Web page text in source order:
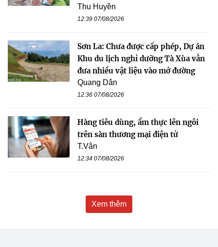
Thu Huyền
12:39 07/08/2026
Sơn La: Chưa được cấp phép, Dự án
Khu du lịch nghỉ dưỡng Tà Xùa vẫn
đưa nhiều vật liệu vào mở đường
Quang Dân
12:36 07/08/2026
Hàng tiêu dùng, ẩm thực lên ngôi
trên sàn thương mại điện tử
T.Vân
12:34 07/08/2026
Xem thêm